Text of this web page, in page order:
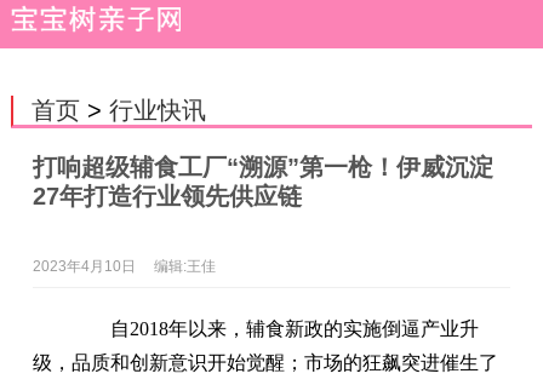
首页> 行业快讯
打响超级辅食工厂“溯源”第一枪！伊威沉淀
27年打造行业领先供应链
2023年4月10日 编辑:王佳
自2018年以来，辅食新政的实施倒逼产业升
级，品质和创新意识开始觉醒；市场的狂飙突进催生了